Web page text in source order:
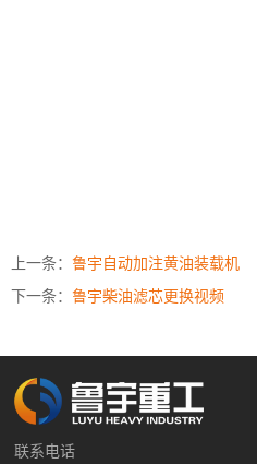
上一条： 鲁宇自动加注黄油装载机
下一条： 鲁宇柴油滤芯更换视频
联系电话